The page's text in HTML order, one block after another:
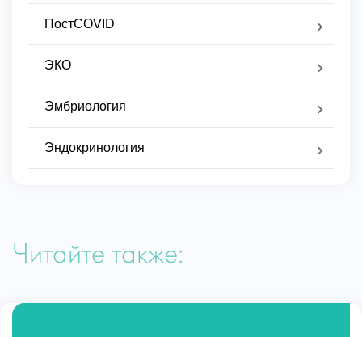
ПостCOVID
ЭКО
Эмбриология
Эндокринология
Читайте также: